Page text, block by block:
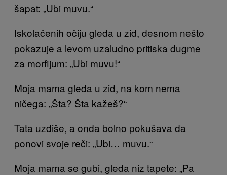
šapat: „Ubi muvu.“
Iskolačenih očiju gleda u zid, desnom nešto
pokazuje a levom uzaludno pritiska dugme
za morfijum: „Ubi muvu!“
Moja mama gleda u zid, na kom nema
ničega: „Šta? Šta kažeš?“
Tata uzdiše, a onda bolno pokušava da
ponovi svoje reči: „Ubi… muvu.“
Moja mama se gubi, gleda niz tapete: „Pa